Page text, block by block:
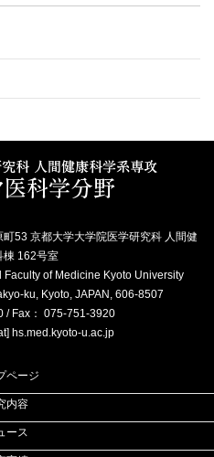
53 京都大学大学院医学研究科 人間健
棟 162号室
of Medicine Kyoto University
ku, Kyoto, JAPAN, 606-8507
/ Fax： 075-751-3920
hs.med.kyoto-u.ac.jp
ページ
内容
ース